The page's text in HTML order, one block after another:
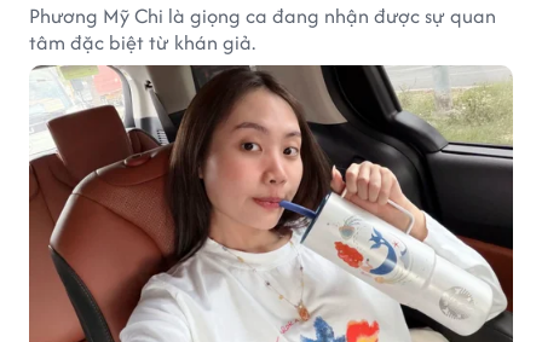
Phương Mỹ Chi là giọng ca đang nhận được sự quan
tâm đặc biệt từ khán giả.